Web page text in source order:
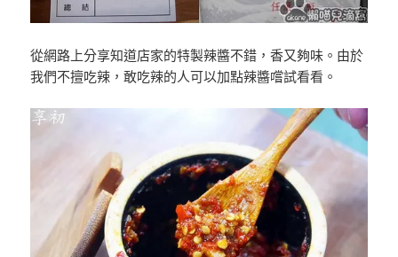
從網路上分享知道店家的特製辣醬不錯，香又夠味。由於
我們不擅吃辣，敢吃辣的人可以加點辣醬嚐試看看。